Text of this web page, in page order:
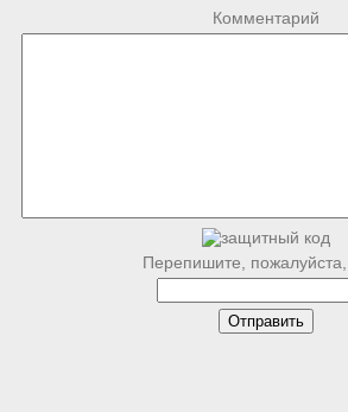
Комментарий
Перепишите, пожалуйста,